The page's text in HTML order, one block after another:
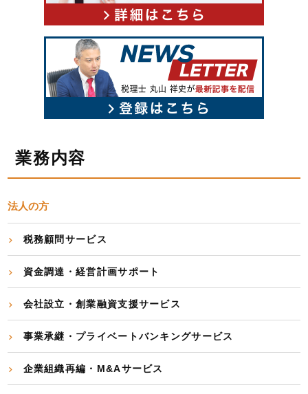
業務内容
法人の方
税務顧問サービス
資金調達・経営計画サポート
会社設立・創業融資支援サービス
事業承継・プライベートバンキングサービス
企業組織再編・M&Aサービス